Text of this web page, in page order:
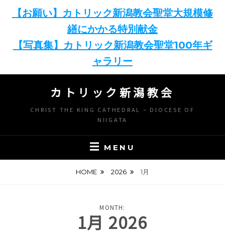
【お願い】カトリック新潟教会聖堂大規模修
繕にかかる特別献金
【写真集】カトリック新潟教会聖堂100年ギ
ャラリー
content
カトリック新潟教会
CHRIST THE KING CATHEDRAL – DIOCESE OF
NIIGATA
MENU
HOME 2026 1月
MONTH:
1月 2026